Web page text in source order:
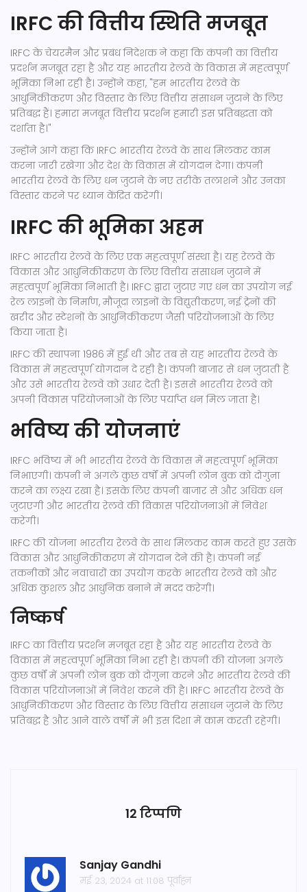
IRFC की वित्तीय स्थिति मजबूत
IRFC के चेयरमैन और प्रबंध निदेशक ने कहा कि कंपनी का वित्तीय
प्रदर्शन मजबूत रहा है और यह भारतीय रेलवे के विकास में महत्वपूर्ण
भूमिका निभा रही है। उन्होंने कहा, "हम भारतीय रेलवे के
आधुनिकीकरण और विस्तार के लिए वित्तीय संसाधन जुटाने के लिए
प्रतिबद्ध हैं। हमारा मजबूत वित्तीय प्रदर्शन हमारी इस प्रतिबद्धता को
दर्शाता है।"
उन्होंने आगे कहा कि IRFC भारतीय रेलवे के साथ मिलकर काम
करना जारी रखेगा और देश के विकास में योगदान देगा। कंपनी
भारतीय रेलवे के लिए धन जुटाने के नए तरीके तलाशने और उनका
विस्तार करने पर ध्यान केंद्रित करेगी।
IRFC की भूमिका अहम
IRFC भारतीय रेलवे के लिए एक महत्वपूर्ण संस्था है। यह रेलवे के
विकास और आधुनिकीकरण के लिए वित्तीय संसाधन जुटाने में
महत्वपूर्ण भूमिका निभाती है। IRFC द्वारा जुटाए गए धन का उपयोग नई
रेल लाइनों के निर्माण, मौजूदा लाइनों के विद्युतीकरण, नई ट्रेनों की
खरीद और स्टेशनों के आधुनिकीकरण जैसी परियोजनाओं के लिए
किया जाता है।
IRFC की स्थापना 1986 में हुई थी और तब से यह भारतीय रेलवे के
विकास में महत्वपूर्ण योगदान दे रही है। कंपनी बाजार से धन जुटाती है
और उसे भारतीय रेलवे को उधार देती है। इससे भारतीय रेलवे को
अपनी विकास परियोजनाओं के लिए पर्याप्त धन मिल जाता है।
भविष्य की योजनाएं
IRFC भविष्य में भी भारतीय रेलवे के विकास में महत्वपूर्ण भूमिका
निभाएगी। कंपनी ने अगले कुछ वर्षों में अपनी लोन बुक को दोगुना
करने का लक्ष्य रखा है। इसके लिए कंपनी बाजार से और अधिक धन
जुटाएगी और भारतीय रेलवे की विकास परियोजनाओं में निवेश
करेगी।
IRFC की योजना भारतीय रेलवे के साथ मिलकर काम करते हुए उसके
विकास और आधुनिकीकरण में योगदान देने की है। कंपनी नई
तकनीकों और नवाचारों का उपयोग करके भारतीय रेलवे को और
अधिक कुशल और आधुनिक बनाने में मदद करेगी।
निष्कर्ष
IRFC का वित्तीय प्रदर्शन मजबूत रहा है और यह भारतीय रेलवे के
विकास में महत्वपूर्ण भूमिका निभा रही है। कंपनी की योजना अगले
कुछ वर्षों में अपनी लोन बुक को दोगुना करने और भारतीय रेलवे की
विकास परियोजनाओं में निवेश करने की है। IRFC भारतीय रेलवे के
आधुनिकीकरण और विस्तार के लिए वित्तीय संसाधन जुटाने के लिए
प्रतिबद्ध है और आने वाले वर्षों में भी इस दिशा में काम करती रहेगी।
12 टिप्पणि
Sanjay Gandhi
मई 23, 2024 at 11:08 पूर्वाह्न